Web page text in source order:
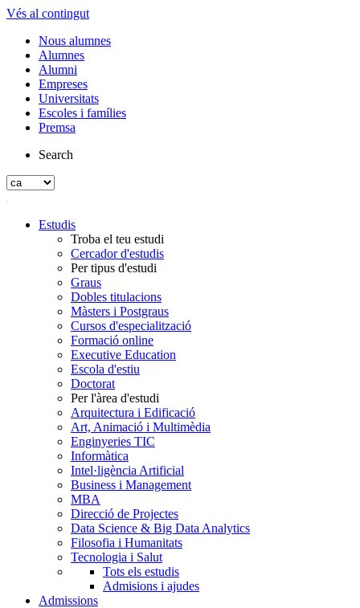
Vés al contingut
Nous alumnes
Alumnes
Alumni
Empreses
Universitats
Escoles i famílies
Premsa
Search
Estudis
Troba el teu estudi
Cercador d'estudis
Per tipus d'estudi
Graus
Dobles titulacions
Màsters i Postgraus
Cursos d'especialització
Formació online
Executive Education
Escola d'estiu
Doctorat
Per l'àrea d'estudi
Arquitectura i Edificació
Art, Animació i Multimèdia
Enginyeries TIC
Informàtica
Intel·ligència Artificial
Business i Management
MBA
Direcció de Projectes
Data Science & Big Data Analytics
Filosofia i Humanitats
Tecnologia i Salut
Tots els estudis
Admisions i ajudes
Admissions